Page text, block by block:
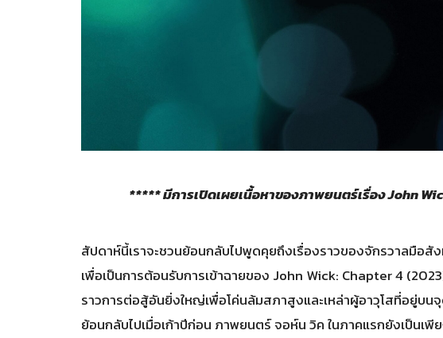
***** มีการเปิดเผยเนื้อหาของภาพยนตร์เรื่อง John
สัปดาห์นี้เราจะชวนย้อนกลับไปพูดคุยถึงเรื่องราวของจักรวาลมือสั
เพื่อเป็นการต้อนรับการเข้าฉายของ John Wick: Chapter 4
ราวการต่อสู้อันยิ่งใหญ่เพื่อโค่นล้มสภาสูงและเหล่าผู้อาวุโสที่อยู่บ
ย้อนกลับไปเมื่อเก้าปีก่อน ภาพยนตร์ จอห์น วิค ในภาคแรกยังเป็นเ